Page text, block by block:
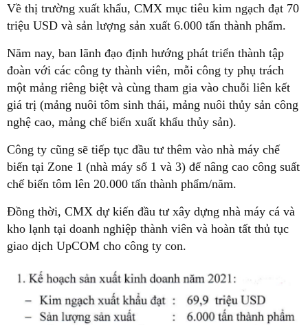
Về thị trường xuất khẩu, CMX mục tiêu kim ngạch đạt 70
triệu USD và sản lượng sản xuất 6.000 tấn thành phẩm.
Năm nay, ban lãnh đạo định hướng phát triển thành tập
đoàn với các công ty thành viên, mỗi công ty phụ trách
một mảng riêng biệt và cùng tham gia vào chuỗi liên kết
giá trị (mảng nuôi tôm sinh thái, mảng nuôi thủy sản công
nghệ cao, mảng chế biến xuất khẩu thủy sản).
Công ty cũng sẽ tiếp tục đầu tư thêm vào nhà máy chế
biến tại Zone 1 (nhà máy số 1 và 3) để nâng cao công suất
chế biến tôm lên 20.000 tấn thành phẩm/năm.
Đồng thời, CMX dự kiến đầu tư xây dựng nhà máy cá và
kho lạnh tại doanh nghiệp thành viên và hoàn tất thủ tục
giao dịch UpCOM cho công ty con.